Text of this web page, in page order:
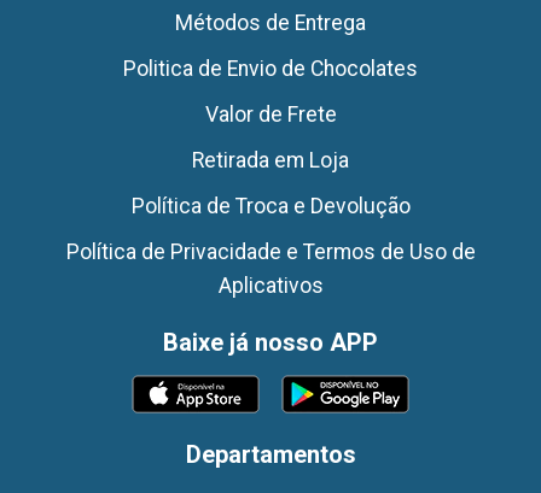
Métodos de Entrega
Politica de Envio de Chocolates
Valor de Frete
Retirada em Loja
Política de Troca e Devolução
Política de Privacidade e Termos de Uso de
Aplicativos
Baixe já nosso APP
Departamentos